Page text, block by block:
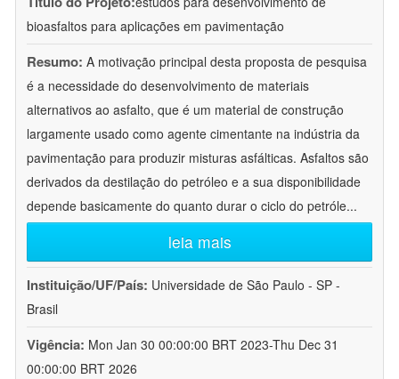
bioasfaltos para aplicações em pavimentação
Resumo: A motivação principal desta proposta de pesquisa
é a necessidade do desenvolvimento de materiais
alternativos ao asfalto, que é um material de construção
largamente usado como agente cimentante na indústria da
pavimentação para produzir misturas asfálticas. Asfaltos são
derivados da destilação do petróleo e a sua disponibilidade
depende basicamente do quanto durar o ciclo do petróle...
leia mais
Instituição/UF/País: Universidade de São Paulo - SP -
Brasil
Vigência: Mon Jan 30 00:00:00 BRT 2023-Thu Dec 31
00:00:00 BRT 2026